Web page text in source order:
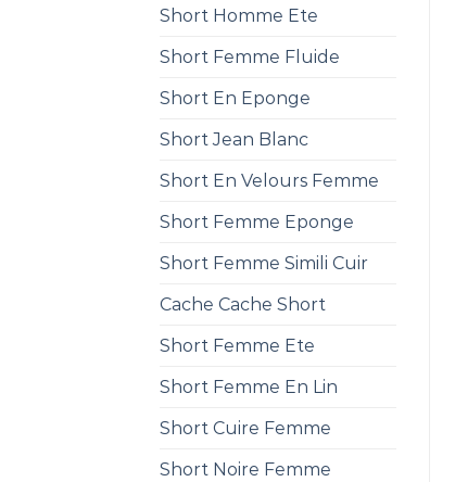
Short Homme Ete
Short Femme Fluide
Short En Eponge
Short Jean Blanc
Short En Velours Femme
Short Femme Eponge
Short Femme Simili Cuir
Cache Cache Short
Short Femme Ete
Short Femme En Lin
Short Cuire Femme
Short Noire Femme